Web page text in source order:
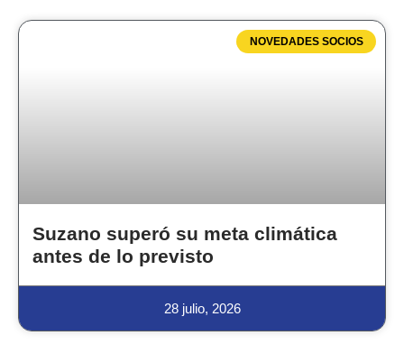
NOVEDADES SOCIOS
Suzano superó su meta climática
antes de lo previsto
28 julio, 2026